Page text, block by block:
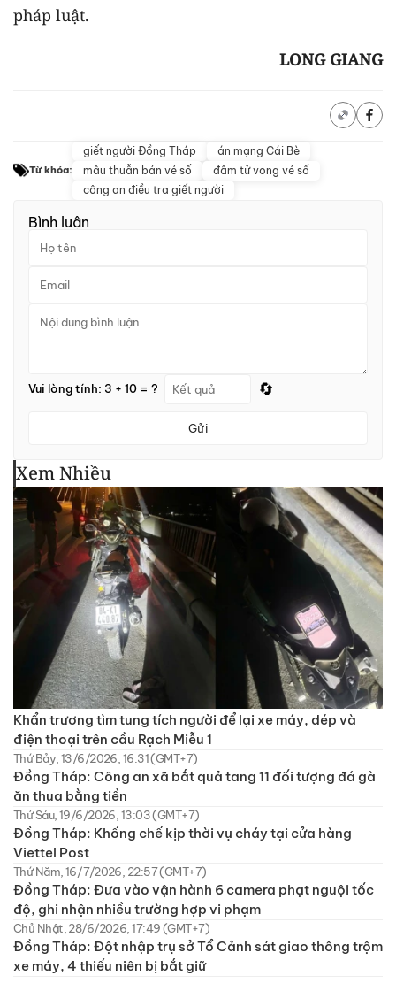
pháp luật.
LONG GIANG
Từ khóa:
giết người Đồng Tháp
án mạng Cái Bè
mâu thuẫn bán vé số
đâm tử vong vé số
công an điều tra giết người
Bình luận
Vui lòng tính: 3 + 10 = ? 🔄
Gửi
Xem Nhiều
Khẩn trương tìm tung tích người để lại xe máy, dép và
điện thoại trên cầu Rạch Miễu 1
Thứ Bảy, 13/6/2026, 16:31 (GMT+7)
Đồng Tháp: Công an xã bắt quả tang 11 đối tượng đá gà
ăn thua bằng tiền
Thứ Sáu, 19/6/2026, 13:03 (GMT+7)
Đồng Tháp: Khống chế kịp thời vụ cháy tại cửa hàng
Viettel Post
Thứ Năm, 16/7/2026, 22:57 (GMT+7)
Đồng Tháp: Đưa vào vận hành 6 camera phạt nguội tốc
độ, ghi nhận nhiều trường hợp vi phạm
Chủ Nhật, 28/6/2026, 17:49 (GMT+7)
Đồng Tháp: Đột nhập trụ sở Tổ Cảnh sát giao thông trộm
xe máy, 4 thiếu niên bị bắt giữ